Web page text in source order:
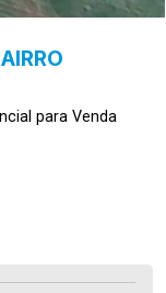
para Venda